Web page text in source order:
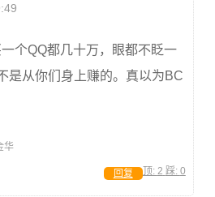
个QQ都几十万，眼都不眨一
是从你们身上赚的。真以为BC
华
顶: 2 踩: 0
回复